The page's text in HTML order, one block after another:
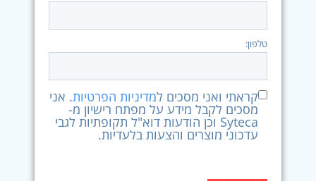
טלפון:
קראתי ואני מסכים למדיניות הפרטיות. אני
מסכים לקבל מידע על מפתח רישיון מ-
Syteca וכן הודעות דוא"ל תקופתיות לגבי
עדכוני מוצרים והצעות בלעדיות.